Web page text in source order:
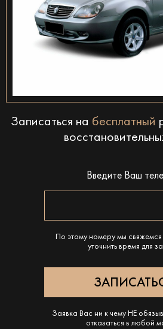
Записаться на бесплатный
Введите Ваш
По этому номеру мы
уточнить время для
Заявка Вас ни к чему НЕ
отказаться в любой